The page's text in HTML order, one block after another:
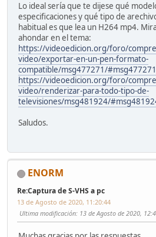
Lo ideal sería que te dijese qué
especificaciones y qué tipo de
habitual es que lea un H264 mp4.
ahondar en el tema:
https://videoedicion.org/foro/
video/exportar-en-un-pen-formato-
compatible/msg477271/#msg477271
https://videoedicion.org/foro/
video/renderizar-para-todo-tipo-de-
televisiones/msg481924/
Saludos.
ENORM
Re:Captura de S-VHS a pc
13 de Agosto de 2020, 11:20:44
Ultima modificación: 13 de Agosto de 2020,